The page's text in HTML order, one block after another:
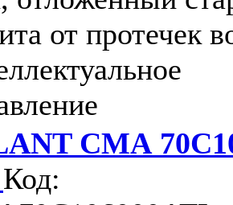
от протечек
СМА
Код: